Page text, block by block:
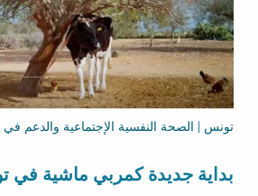
تونس | الصحة النفسية الإجتماعية والدعم في
بداية جديدة كمربي ماشية في